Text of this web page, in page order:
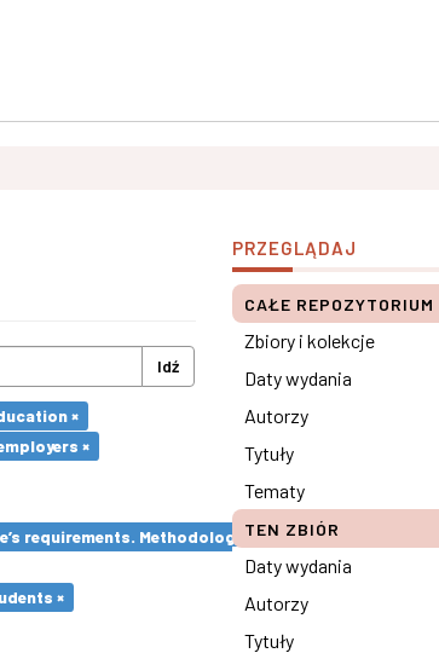
Idź
×
×
requirements. Methodological remarks ×
×
PRZEGLĄDAJ
CAŁE REPOZYTORIUM
Zbiory i kolekcje
Daty wydania
Autorzy
Tytuły
Tematy
TEN ZBIÓR
Daty wydania
Autorzy
Tytuły